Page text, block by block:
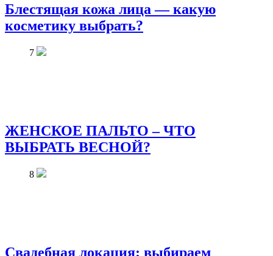
Блестящая кожа лица — какую
косметику выбрать?
7
ЖЕНСКОЕ ПАЛЬТО – ЧТО
ВЫБРАТЬ ВЕСНОЙ?
8
Свадебная локация: выбираем